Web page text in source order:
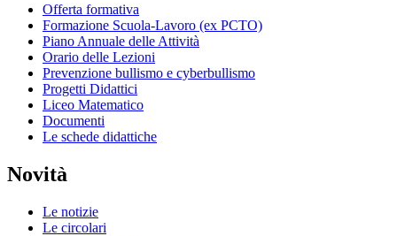
Offerta formativa
Formazione Scuola-Lavoro (ex PCTO)
Piano Annuale delle Attività
Orario delle Lezioni
Prevenzione bullismo e cyberbullismo
Progetti Didattici
Liceo Matematico
Documenti
Le schede didattiche
Novità
Le notizie
Le circolari